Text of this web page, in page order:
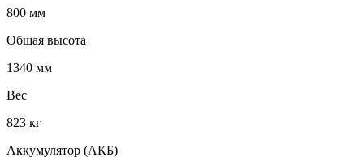
800 мм
Общая высота
1340 мм
Вес
823 кг
Аккумулятор (АКБ)